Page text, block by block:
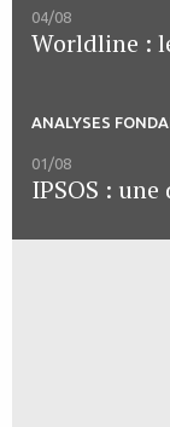
04/08
Worldline :
ANALYSES
01/08
IPSOS :